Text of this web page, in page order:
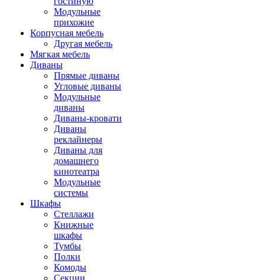
Модульные
прихожие
Корпусная мебель
Другая мебель
Мягкая мебель
Диваны
Прямые диваны
Угловые диваны
Модульные
диваны
Диваны-кровати
Диваны
реклайнеры
Диваны для
домашнего
кинотеатра
Модульные
системы
Шкафы
Стеллажи
Книжные
шкафы
Тумбы
Полки
Комоды
Секции